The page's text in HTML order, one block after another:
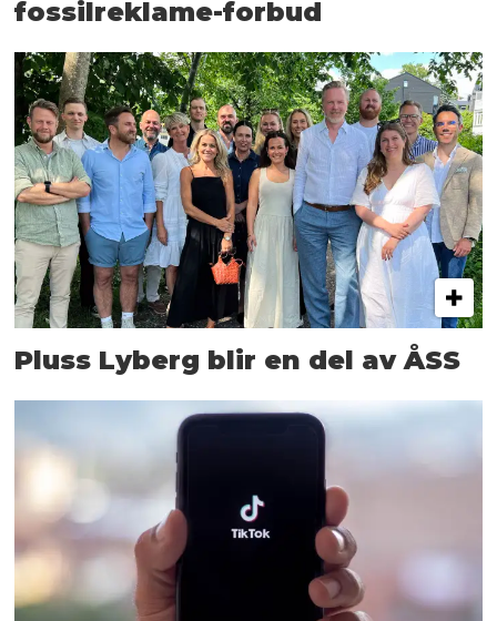
fossilreklame-forbud
Pluss Lyberg blir en del av ÅSS